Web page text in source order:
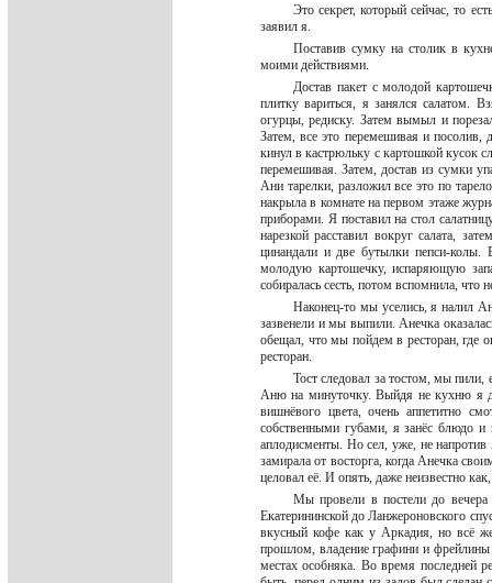
Это секрет, который сейчас, то
заявил я.
Поставив сумку на столик в
моими действиями.
Достав пакет с молодой
плитку вариться, я занялся салатом.
огурцы, редиску. Затем вымыл и
Затем, все это перемешивая и посолив,
кинул в кастрюльку с картошкой кусок
перемешивая. Затем, достав из сумки
Ани тарелки, разложил все это по
накрыла в комнате на первом этаже
приборами. Я поставил на стол
нарезкой расставил вокруг салата,
цинандали и две бутылки пепси-колы.
молодую картошечку, испаряющую
собиралась сесть, потом вспомнила,
Наконец-то мы уселись, я налил
зазвенели и мы выпили. Анечка
обещал, что мы пойдем в ресторан, где
ресторан.
Тост следовал за тостом, мы пили,
Аню на минуточку. Выйдя не кухню я
вишнёвого цвета, очень аппетитно
собственными губами, я занёс блюдо и
аплодисменты. Но сел, уже, не
замирала от восторга, когда Анечка
целовал её. И опять, даже неизвестно
Мы провели в постели до
Екатерининской до Ланжероновского
вкусный кофе как у Аркадия, но всё
прошлом, владение графини и фрейлины
местах особняка. Во время последней